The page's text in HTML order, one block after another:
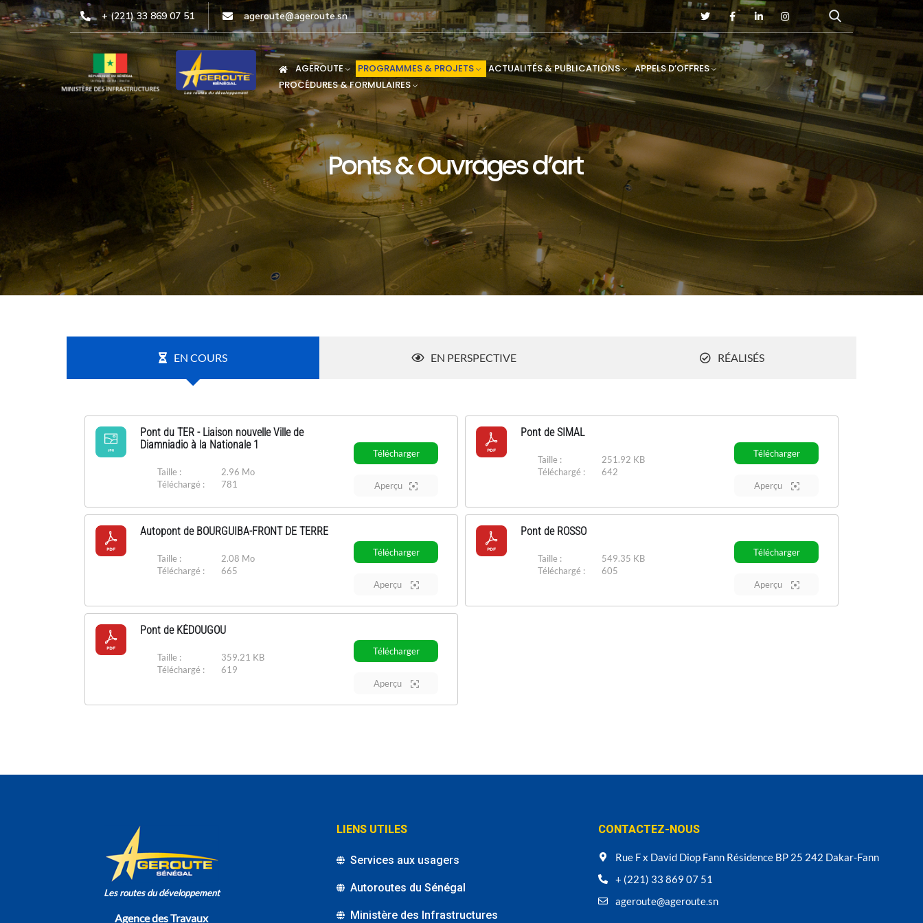
+ (221) 33 869 07 51 ageroute@ageroute.sn
AGEROUTE PROGRAMMES & PROJETS ACTUALITÉS & PUBLICATIONS
APPELS D’OFFRES
PROCÉDURES & FORMULAIRES
Ponts & Ouvrages d’art
EN COURS EN PERSPECTIVE RÉALISÉS
Pont du TER - Liaison nouvelle Ville de
Diamniadio à la Nationale 1
Taille :
2.96 Mo
Téléchargé :
781
Télécharger
Aperçu
Pont de SIMAL
Taille :
251.92 KB
Téléchargé :
642
Télécharger
Aperçu
Autopont de BOURGUIBA-FRONT DE TERRE
Taille :
2.08 Mo
Téléchargé :
665
Télécharger
Aperçu
Pont de ROSSO
Taille :
549.35 KB
Téléchargé :
605
Télécharger
Aperçu
Pont de KÉDOUGOU
Taille :
359.21 KB
Téléchargé :
619
Télécharger
Aperçu
Les routes du développement
Agence des Travaux
LIENS UTILES
Services aux usagers
Autoroutes du Sénégal
Ministère des Infrastructures
CONTACTEZ-NOUS
Rue F x David Diop Fann Résidence BP 25 242 Dakar-Fann
+ (221) 33 869 07 51
ageroute@ageroute.sn